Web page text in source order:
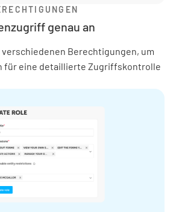
genau an
verschiedenen Berechtigungen, um
für eine detaillierte Zugriffskontrolle